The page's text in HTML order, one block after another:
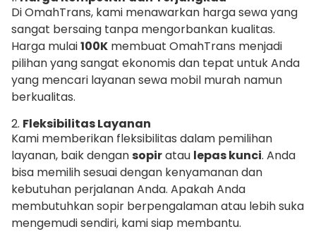
Di OmahTrans, kami menawarkan harga sewa yang
sangat bersaing tanpa mengorbankan kualitas.
Harga mulai100K membuat OmahTrans menjadi
pilihan yang sangat ekonomis dan tepat untuk Anda
yang mencari layanan sewa mobil murah namun
berkualitas.
2. Fleksibilitas Layanan
Kami memberikan fleksibilitas dalam pemilihan
layanan, baik dengansopiratau lepas kunci. Anda
bisa memilih sesuai dengan kenyamanan dan
kebutuhan perjalanan Anda. Apakah Anda
membutuhkan sopir berpengalaman atau lebih suka
mengemudi sendiri, kami siap membantu.